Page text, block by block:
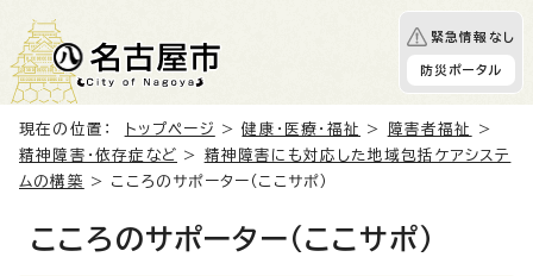
緊急情報なし
防災ポータル
現在の位置： トップページ >健康・医療・福祉 > 障害者福祉
>
精神障害・依存症など > 精神障害にも対応した地域包括ケアシステ
ムの構築
> こころのサポーター（ここサポ）
こころのサポーター（ここサポ）